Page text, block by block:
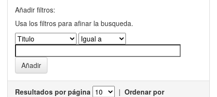
Añadir filtros:
Usa los filtros para afinar la busqueda.
Resultados por página | Ordenar por